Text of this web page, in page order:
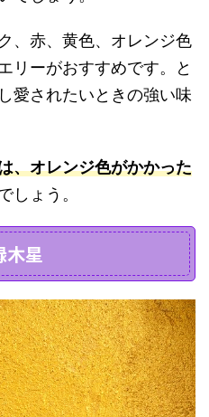
、赤、黄色、オレンジ色
リーがおすすめです。と
愛されたいときの強い味
、オレンジ色がかかった
しょう。
木星